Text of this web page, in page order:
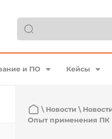
и ПО Кейсы
\ Новости \
Опыт применения ПК